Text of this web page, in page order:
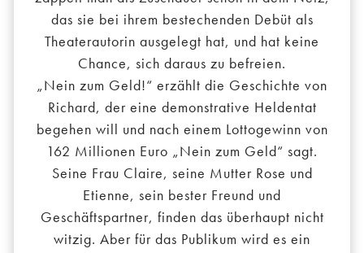
das sie bei ihrem bestechenden Debüt als
Theaterautorin ausgelegt hat, und hat keine
Chance, sich daraus zu befreien.
„Nein zum Geld!“ erzählt die Geschichte von
Richard, der eine demonstrative Heldentat
begehen will und nach einem Lottogewinn von
162 Millionen Euro „Nein zum Geld“ sagt.
Seine Frau Claire, seine Mutter Rose und
Etienne, sein bester Freund und
Geschäftspartner, finden das überhaupt nicht
witzig. Aber für das Publikum wird es ein